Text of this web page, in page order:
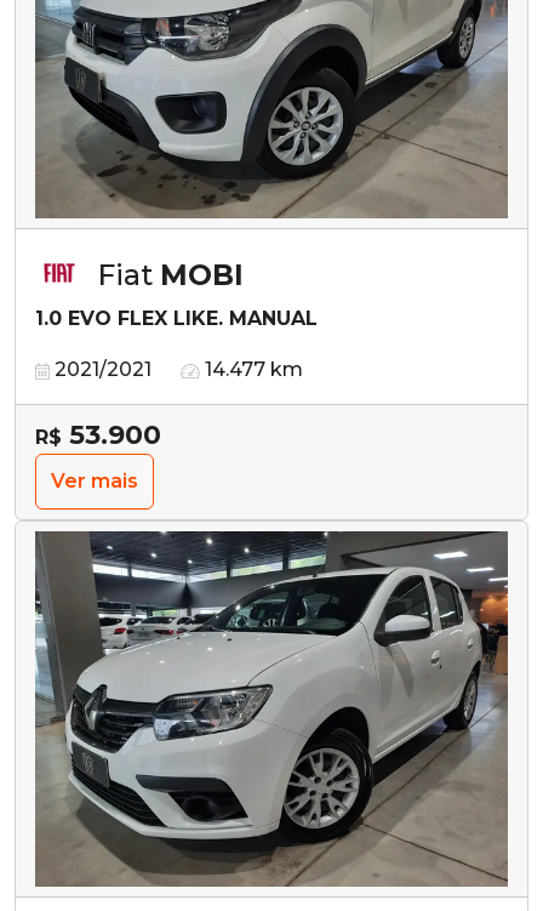
Fiat MOBI
1.0 EVO FLEX LIKE. MANUAL
2021/2021 14.477 km
R$ 53.900
Ver mais